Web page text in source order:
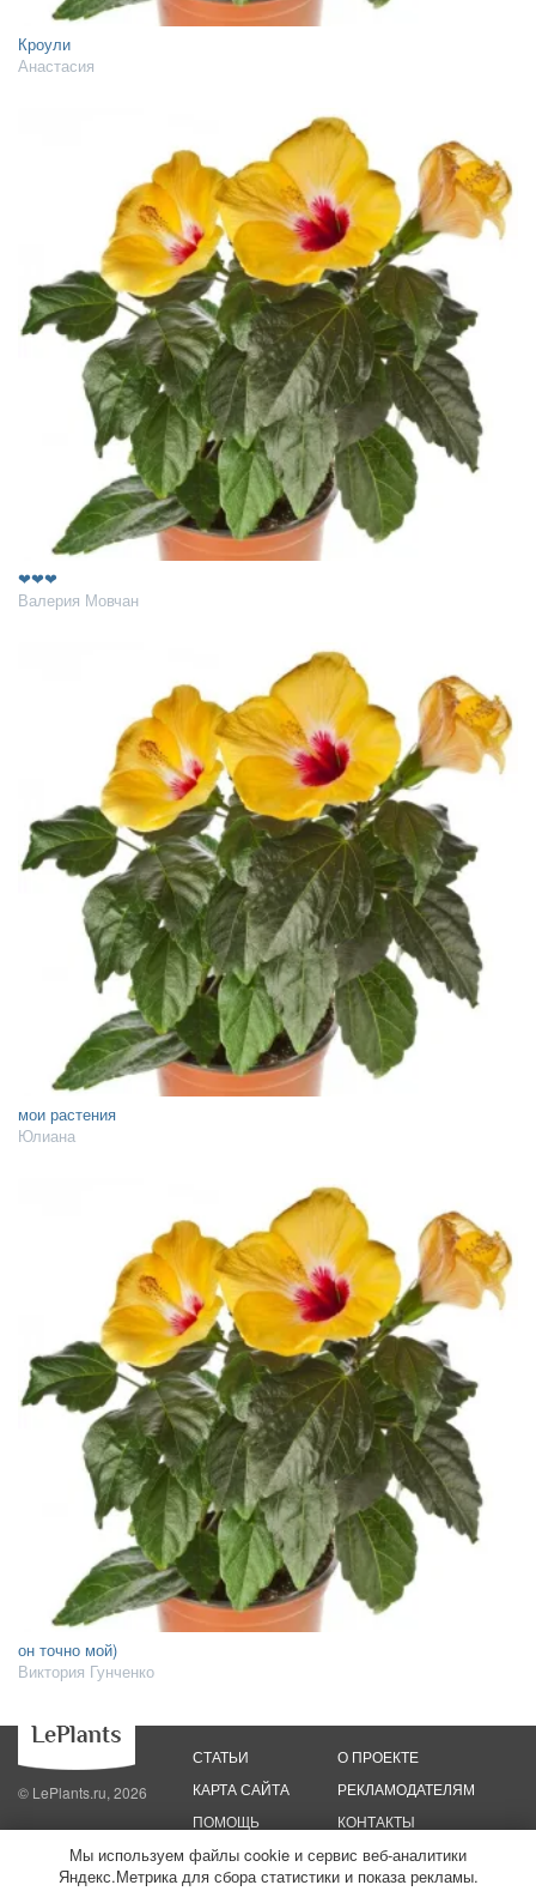
Кроули
Анастасия
❤❤❤
Валерия Мовчан
мои растения
Юлиана
он точно мой)
Виктория Гунченко
© LePlants.ru, 2026
СТАТЬИ
КАРТА САЙТА
ПОМОЩЬ
О ПРОЕКТЕ
РЕКЛАМОДАТЕЛЯМ
КОНТАКТЫ
Политика конфиденциальности
Политика использования файлов cookie
Мы используем файлы cookie и сервис веб-аналитики
Яндекс.Метрика для сбора статистики и показа рекламы.